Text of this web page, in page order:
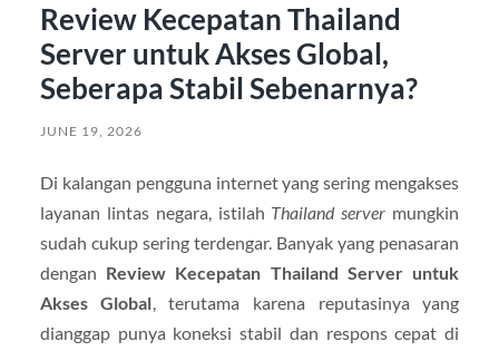
Review Kecepatan Thailand
Server untuk Akses Global,
Seberapa Stabil Sebenarnya?
JUNE 19, 2026
Di kalangan pengguna internet yang sering mengakses
layanan lintas negara, istilah Thailand server mungkin
sudah cukup sering terdengar. Banyak yang penasaran
dengan Review Kecepatan Thailand Server untuk
Akses Global, terutama karena reputasinya yang
dianggap punya koneksi stabil dan respons cepat di